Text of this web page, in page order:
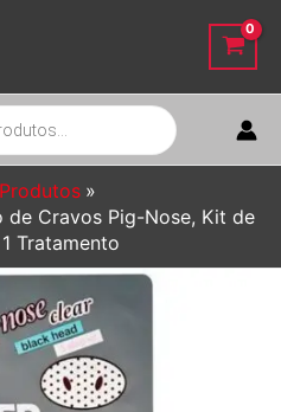
Produtos
de Cravos Pig-Nose, Kit de
Tratamento